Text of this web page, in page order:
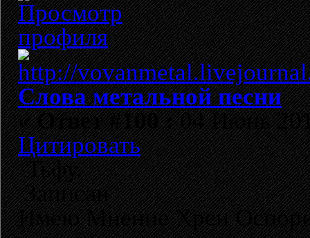
Слова метальной песни
«Ответ #100 :04 Июнь
Цитировать
Тьфу.
Записан
Имею Мнение Хрен